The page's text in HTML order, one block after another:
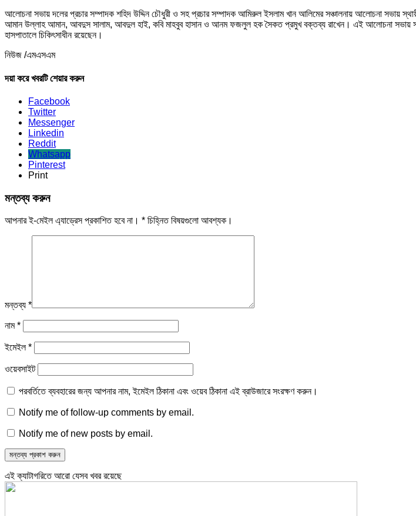
আলোচনা সভায় দলের প্রচার সম্পাদক শহিদ উদ্দিন চৌধুরী ও সহ প্রচার সম্পাদক আমিরুল ইসলাম খান আলিমের সঞ্চালনায় আলোচনা সভায়
আমান উল্লাহ আমান, আবদুস সালাম, আবদুল হাই, কবি মাহবুব হাসান ও আনম ফজলুল হক সৈকত প্রমুখ বক্তব্য রাখেন। এই আলোচনা সভায়
হাসপাতালে চিকিৎসাধীন রয়েছেন।
নিউজ /এমএসএম
দয়া করে খবরটি শেয়ার করুন
Facebook
Twitter
Messenger
Linkedin
Reddit
Whatsapp
Pinterest
Print
মন্তব্য করুন
আপনার ই-মেইল এ্যাড্রেস প্রকাশিত হবে না। * চিহ্নিত বিষয়গুলো আবশ্যক।
মন্তব্য *
নাম*
ইমেইল*
ওয়েবসাইট
পরবর্তিতে ব্যবহারের জন্য আপনার নাম, ইমেইল ঠিকানা এবং ওয়েব ঠিকানা এই ব্রাউজারে সংরক্ষণ করুন।
Notify me of follow-up comments by email.
Notify me of new posts by email.
এই ক্যাটাগরিতে আরো যেসব খবর রয়েছে